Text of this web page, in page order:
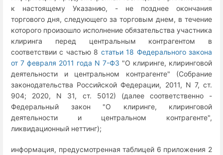
к настоящему Указанию, - не позднее окончания
торгового дня, следующего за торговым днем, в течение
которого произошло исполнение обязательства участника
клиринга перед центральным контрагентом в
соответствии с частью 8 статьи 18 Федерального закона
от 7 февраля 2011 года N 7-ФЗ "О клиринге, клиринговой
деятельности и центральном контрагенте" (Собрание
законодательства Российской Федерации, 2011, N 7, ст.
904; 2020, N 31, ст. 5012) (далее соответственно -
Федеральный закон "О клиринге, клиринговой
деятельности и центральном контрагенте",
ликвидационный неттинг);
информация, предусмотренная таблицей 6 приложения 2